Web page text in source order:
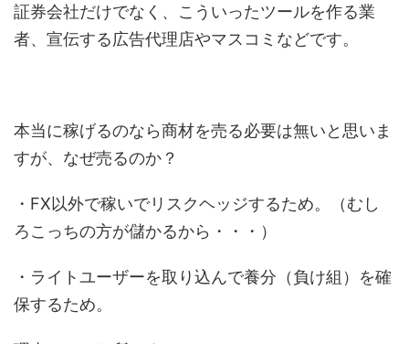
証券会社だけでなく、こういったツールを作る業
者、宣伝する広告代理店やマスコミなどです。
本当に稼げるのなら商材を売る必要は無いと思いま
すが、なぜ売るのか？
・FX以外で稼いでリスクヘッジするため。（むし
ろこっちの方が儲かるから・・・）
・ライトユーザーを取り込んで養分（負け組）を確
保するため。